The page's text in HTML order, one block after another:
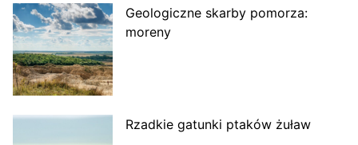
Geologiczne skarby pomorza:
moreny
Rzadkie gatunki ptaków żuław